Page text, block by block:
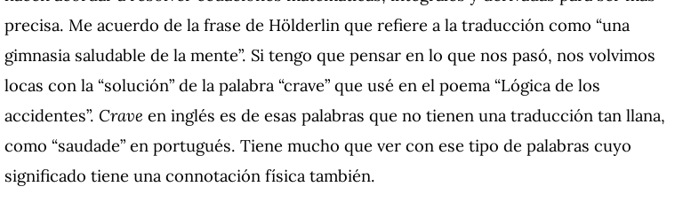
precisa. Me acuerdo de la frase de Hölderlin que refiere a la traducción como “una
gimnasia saludable de la mente”. Si tengo que pensar en lo que nos pasó, nos volvimos
locas con la “solución” de la palabra “crave” que usé en el poema “Lógica de los
accidentes”. Crave en inglés es de esas palabras que no tienen una traducción tan llana,
como “saudade” en portugués. Tiene mucho que ver con ese tipo de palabras cuyo
significado tiene una connotación física también.